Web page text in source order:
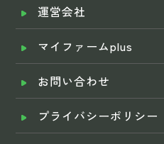
運営会社
マイファームplus
お問い合わせ
プライバシーポリシー